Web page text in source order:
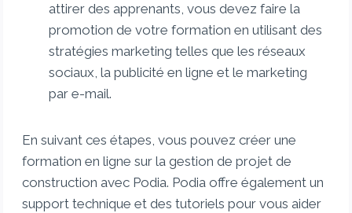
attirer des apprenants, vous devez faire la
promotion de votre formation en utilisant des
stratégies marketing telles que les réseaux
sociaux, la publicité en ligne et le marketing
par e-mail.
En suivant ces étapes, vous pouvez créer une
formation en ligne sur la gestion de projet de
construction avec Podia. Podia offre également un
support technique et des tutoriels pour vous aider